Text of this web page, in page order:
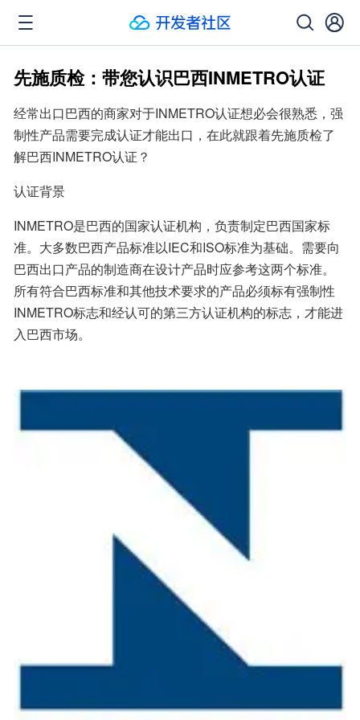
先施质检：带您认识巴西INMETRO认证
经常出口巴西的商家对于INMETRO认证想必会很熟悉，强
制性产品需要完成认证才能出口，在此就跟着先施质检了
解巴西INMETRO认证？
认证背景
INMETRO是巴西的国家认证机构，负责制定巴西国家标
准。大多数巴西产品标准以IEC和ISO标准为基础。需要向
巴西出口产品的制造商在设计产品时应参考这两个标准。
所有符合巴西标准和其他技术要求的产品必须标有强制性
INMETRO标志和经认可的第三方认证机构的标志，才能进
入巴西市场。